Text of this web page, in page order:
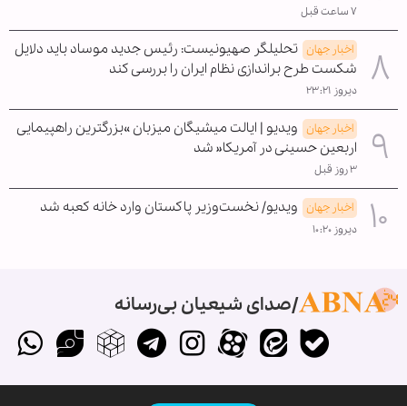
۷ ساعت قبل
اخبار جهان تحلیلگر صهیونیست: رئیس جدید موساد باید دلایل
شکست طرح براندازی نظام ایران را بررسی کند
دیروز ۲۳:۲۱
اخبار جهان ویدیو | ایالت میشیگان میزبان »بزرگترین راهپیمایی
اربعین حسینی در آمریکا« شد
۳ روز قبل
اخبار جهان ویدیو/ نخست‌وزیر پاکستان وارد خانه کعبه شد
دیروز ۱۰:۲۰
صدای شیعیان بی‌رسانه